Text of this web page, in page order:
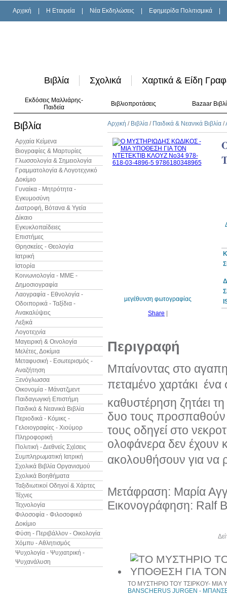
Αρχική H Εταιρεία Νέα Εκδηλώσεις Εφημερίδα Πολιτισμικά
Βιβλία Σχολικά Χαρτικά & Είδη
Εκδόσεις Μαλλιάρης-
Παιδεία
Βιβλιοπροτάσεις Bazaar
Βιβλία
Αρχαία Κείμενα
Βιογραφίες & Μαρτυρίες
Γλωσσολογία & Σημειολογία
Γραμματολογία & Λογοτεχνικό
Δοκίμιο
Γυναίκα - Μητρότητα -
Εγκυμοσύνη
Διατροφή, Βότανα & Υγεία
Δίκαιο
Εγκυκλοπαίδειες
Επιστήμες
Θρησκείες - Θεολογία
Ιατρική
Ιστορία
Κοινωνιολογία - ΜΜΕ -
Δημοσιογραφία
Λαογραφία - Εθνολογία -
Οδοιπορικά - Ταξίδια -
Ανακαλύψεις
Λεξικά
Λογοτεχνία
Μαγειρική & Οινολογία
Μελέτες, Δοκίμια
Μεταφυσική - Εσωτερισμός -
Αναζήτηση
Ξενόγλωσσα
Οικονομία - Μάνατζμεντ
Παιδαγωγική Επιστήμη
Παιδικά & Νεανικά Βιβλία
Περιοδικά - Κόμικς -
Γελοιογραφίες - Χιούμορ
Πληροφορική
Πολιτική - Διεθνείς Σχέσεις
Συμπληρωματική Ιατρική
Σχολικά Βιβλία Οργανισμού
Σχολικά Βοηθήματα
Ταξιδιωτικοί Οδηγοί & Χάρτες
Τέχνες
Τεχνολογία
Φιλοσοφία - Φιλοσοφικό
Δοκίμιο
Φύση - Περιβάλλον - Οικολογία
Χόμπυ - Αθλητισμός
Ψυχολογία - Ψυχιατρική -
Ψυχανάλυση
Αρχική / Βιβλία / Παιδικά & Νεανικά Βιβλία /
μεγέθυνση φωτογραφίας
Share
Περιγραφή
Μπαίνοντας στο
πεταμένο χαρτάκι 
καθυστέρηση ζητάει
δυο τους προσπαθούν
τους οδηγεί στο
ολοφάνερα δεν έχουν
ακολουθήσουν για να
Μετάφραση: Μαρία
Εικονογράφηση: Ralf
ΤΟ ΜΥΣΤΗΡΙΟ ΤΟΥ ΤΣΙΡΚΟΥ- ΜΙΑ
BANSCHERUS JURGEN -